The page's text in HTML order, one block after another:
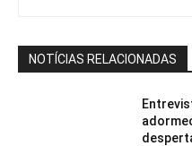
NOTÍCIAS RELACIONADAS